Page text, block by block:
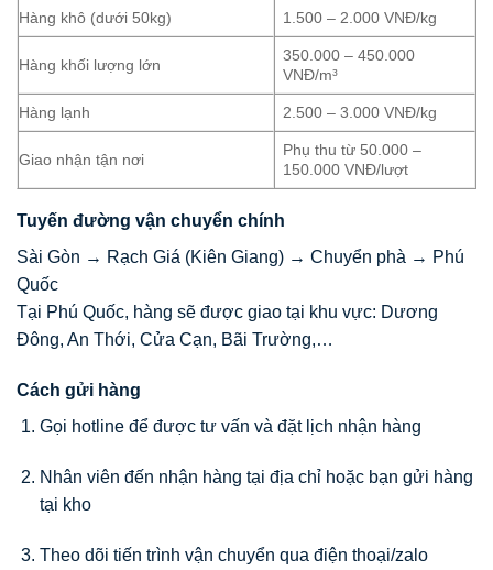
Hàng khô (dưới 50kg) 1.500 – 2.000 VNĐ/kg
Hàng khối lượng lớn
350.000 – 450.000
VNĐ/m³
Hàng lạnh 2.500 – 3.000 VNĐ/kg
Giao nhận tận nơi
Phụ thu từ 50.000 –
150.000 VNĐ/lượt
Tuyến đường vận chuyển chính
Sài Gòn → Rạch Giá (Kiên Giang) → Chuyển phà → Phú
Quốc
Tại Phú Quốc, hàng sẽ được giao tại khu vực: Dương
Đông, An Thới, Cửa Cạn, Bãi Trường,…
Cách gửi hàng
Gọi hotline để được tư vấn và đặt lịch nhận hàng
Nhân viên đến nhận hàng tại địa chỉ hoặc bạn gửi hàng
tại kho
Theo dõi tiến trình vận chuyển qua điện thoại/zalo